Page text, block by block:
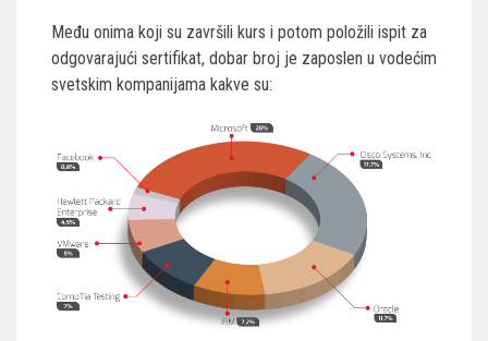
Među onima koji su završili kurs i potom položili ispit za
odgovarajući sertifikat, dobar broj je zaposlen u vodećim
svetskim kompanijama kakve su: